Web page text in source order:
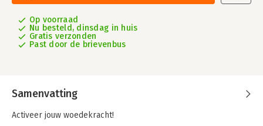
Op voorraad
Nu besteld, dinsdag in huis
Gratis verzonden
Past door de brievenbus
Samenvatting
Activeer jouw woedekracht!